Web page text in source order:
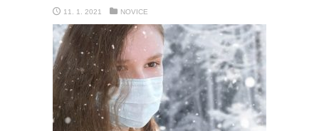
11. 1. 2021 NOVICE